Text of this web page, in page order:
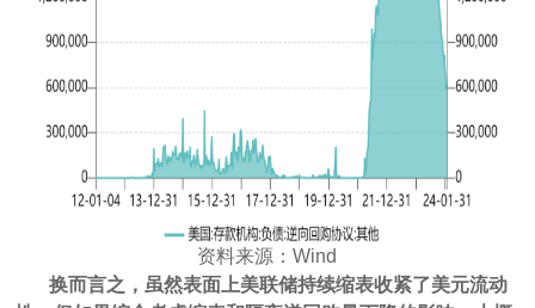
资料来源：Wind
换而言之，虽然表面上美联储持续缩表收紧了美元流动